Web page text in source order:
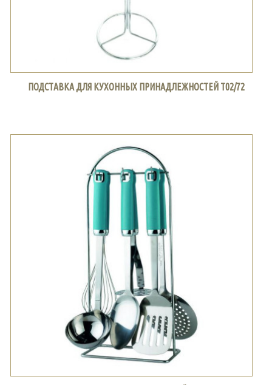
ПОДСТАВКА ДЛЯ КУХОННЫХ ПРИНАДЛЕЖНОСТЕЙ Т02/72